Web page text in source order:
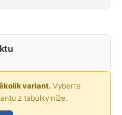
variant.Vyberte
z tabulky níže.